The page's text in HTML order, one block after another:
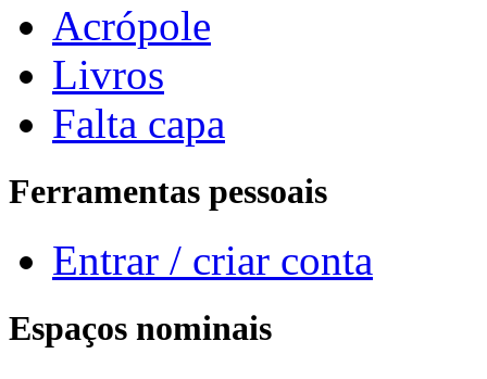
Acrópole
Livros
Falta capa
Ferramentas pessoais
Entrar / criar conta
Espaços nominais